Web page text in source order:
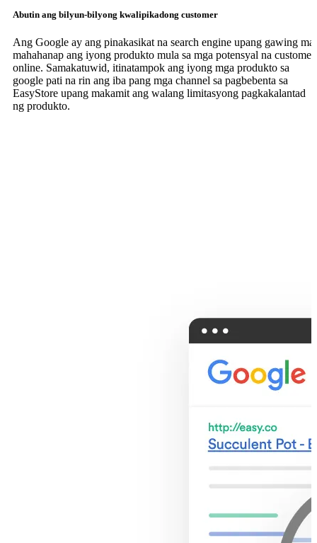
Abutin ang bilyun-bilyong kwalipikadong customer
Ang Google ay ang pinakasikat na search engine upang gawing
mahahanap ang iyong produkto mula sa mga potensyal na customer
online. Samakatuwid, itinatampok ang iyong mga produkto sa
google pati na rin ang iba pang mga channel sa pagbebenta sa
EasyStore upang makamit ang walang limitasyong pagkakalantad
ng produkto.